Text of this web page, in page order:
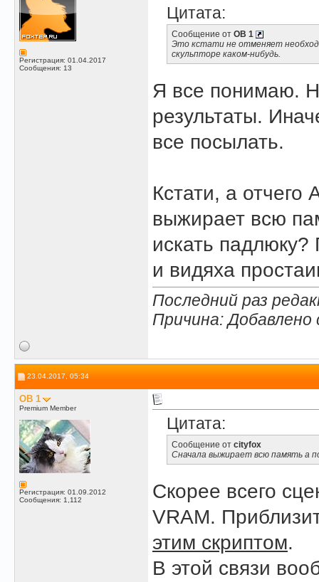
Регистрация: 01.04.2017
Сообщения: 13
Цитата:
Сообщение от OB 1
Это кстати не отменяет
скульпторе каком-нибудь.
Я все понимаю.
результаты.
все посылать.
Кстати, а
выжирает всю
искать
и видяха
Последний раз
Причина:
23.04.2017, 05:34
OB 1
Premium Member
Регистрация: 01.09.2012
Сообщения: 1,112
Цитата:
Сообщение от cityfox
Сначала выжирает всю память а
Скорее всего
VRAM.
этим скриптом.
В этой связи